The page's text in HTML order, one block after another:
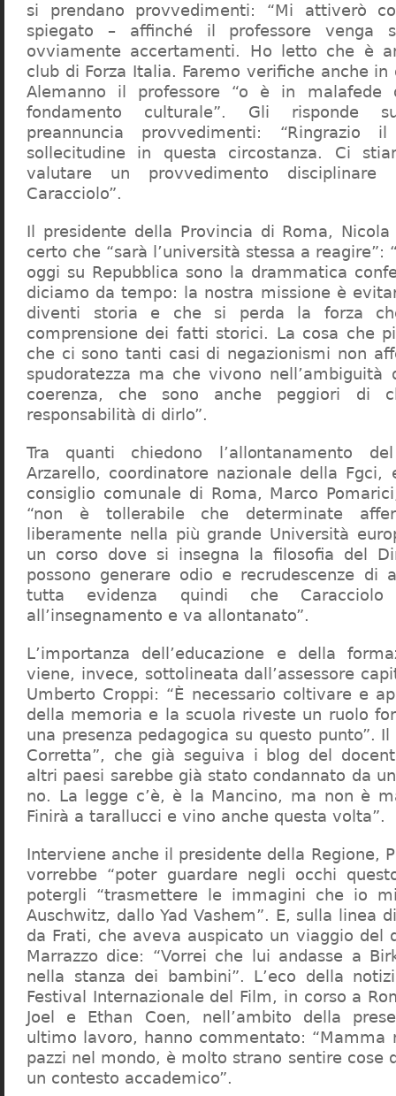
si prendano provvedimenti: “Mi attiverò
spiegato – affinché il professore venga
ovviamente accertamenti. Ho letto che è
club di Forza Italia. Faremo verifiche anche in
Alemanno il professore “o è in malafede
fondamento culturale”. Gli risponde
preannuncia provvedimenti:
sollecitudine in questa circostanza. Ci
valutare un provvedimento
Caracciolo”.
Il presidente della Provincia di Roma,
certo che “sarà l’università stessa a reagire”:
oggi su Repubblica sono la drammatica
diciamo da tempo: la nostra missione è
diventi storia e che si perda la forza
comprensione dei fatti storici. La cosa che
che ci sono tanti casi di negazionismi non
spudoratezza ma che vivono nell’ambiguità
coerenza, che sono anche peggiori di
responsabilità di dirlo”.
Tra quanti chiedono l’allontanamento
Arzarello, coordinatore nazionale della
consiglio comunale di Roma, Marco
“non è tollerabile che determinate
liberamente nella più grande Università
un corso dove si insegna la filosofia del
possono generare odio e recrudescenze di
tutta evidenza quindi che
all’insegnamento e va allontanato”.
L’importanza dell’educazione e della
viene, invece, sottolineata dall’assessore
Umberto Croppi: “È necessario coltivare e
della memoria e la scuola riveste un ruolo
una presenza pedagogica su questo punto”.
Corretta”, che già seguiva i blog del
altri paesi sarebbe già stato condannato da
no. La legge c’è, è la Mancino, ma non è
Finirà a tarallucci e vino anche questa volta”.
Interviene anche il presidente della Regione,
vorrebbe “poter guardare negli occhi
potergli “trasmettere le immagini che io
Auschwitz, dallo Yad Vashem”. E, sulla linea
da Frati, che aveva auspicato un viaggio del
Marrazzo dice: “Vorrei che lui andasse a
nella stanza dei bambini”. L’eco della
Festival Internazionale del Film, in corso a
Joel e Ethan Coen, nell’ambito della
ultimo lavoro, hanno commentato: “Mamma
pazzi nel mondo, è molto strano sentire cose
un contesto accademico”.